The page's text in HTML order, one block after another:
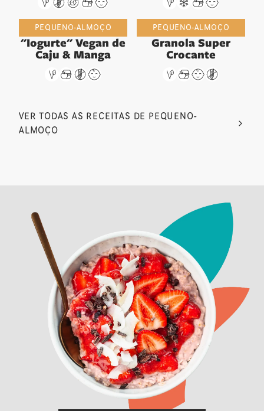
PEQUENO-ALMOÇO
"Iogurte" Vegan de
Caju & Manga
PEQUENO-ALMOÇO
Granola Super
Crocante
VER TODAS AS RECEITAS DE PEQUENO-
ALMOÇO